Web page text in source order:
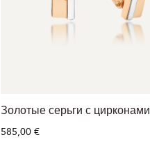
Золотые серьги с цирконами
585,00 €